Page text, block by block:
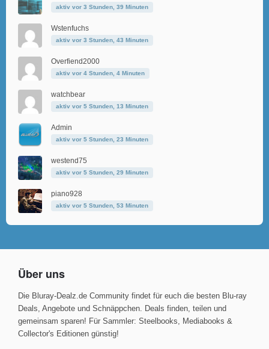
aktiv vor 3 Stunden, 39 Minuten
Wstenfuchs
aktiv vor 3 Stunden, 43 Minuten
Overfiend2000
aktiv vor 4 Stunden, 4 Minuten
watchbear
aktiv vor 5 Stunden, 13 Minuten
Admin
aktiv vor 5 Stunden, 23 Minuten
westend75
aktiv vor 5 Stunden, 29 Minuten
piano928
aktiv vor 5 Stunden, 53 Minuten
Über uns
Die Bluray-Dealz.de Community findet für euch die besten Blu-ray
Deals, Angebote und Schnäppchen. Deals finden, teilen und
gemeinsam sparen! Für Sammler: Steelbooks, Mediabooks &
Collector's Editionen günstig!